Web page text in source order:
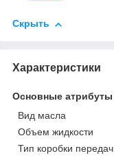
Скрыть
Характеристики
Основные атрибуты
Вид масла
Объем жидкости
Тип коробки передач